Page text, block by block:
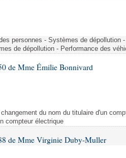
lois
des lois
personnes - Systèmes de dépollution
de dépollution - Performance des
de Mme Émilie Bonnivard
du nom du titulaire d'un
compteur électrique
de Mme Virginie Duby-Muller